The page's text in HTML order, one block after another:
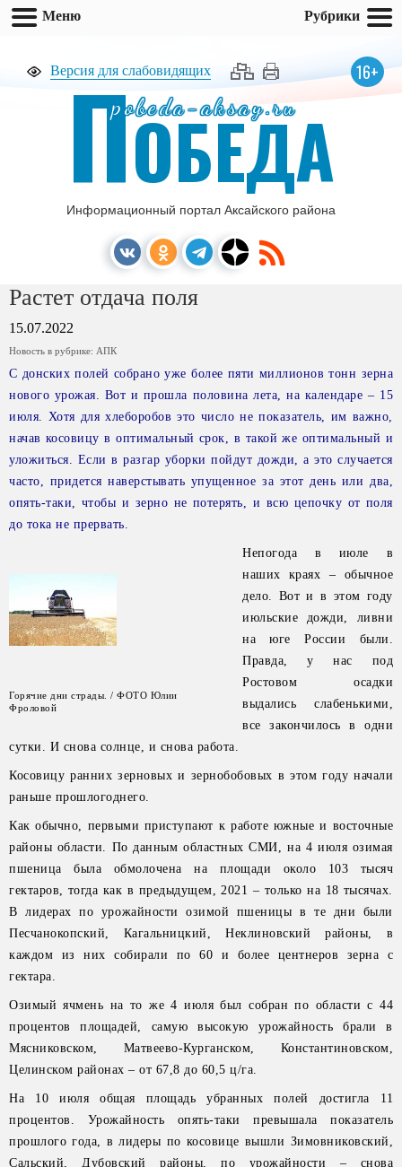
Версия для слабовидящих 16+
pobeda-aksay.ru
ПОБЕДА
Информационный портал Аксайского района
Растет отдача поля
15.07.2022
Новость в рубрике: АПК
С донских полей собрано уже более пяти миллионов тонн зерна
нового урожая. Вот и прошла половина лета, на календаре – 15
июля. Хотя для хлеборобов это число не показатель, им важно,
начав косовицу в оптимальный срок, в такой же оптимальный и
уложиться. Если в разгар уборки пойдут дожди, а это случается
часто, придется наверстывать упущенное за этот день или два,
опять-таки, чтобы и зерно не потерять, и всю цепочку от поля
до тока не прервать.
Горячие дни страды. / ФОТО Юлии
Фроловой
Непогода в июле в
наших краях – обычное
дело. Вот и в этом году
июльские дожди, ливни
на юге России были.
Правда, у нас под
Ростовом осадки
выдались слабенькими,
все закончилось в одни
сутки. И снова солнце, и снова работа.
Косовицу ранних зерновых и зернобобовых в этом году начали
раньше прошлогоднего.
Как обычно, первыми приступают к работе южные и восточные
районы области. По данным областных СМИ, на 4 июля озимая
пшеница была обмолочена на площади около 103 тысяч
гектаров, тогда как в предыдущем, 2021 – только на 18 тысячах.
В лидерах по урожайности озимой пшеницы в те дни были
Песчанокопский, Кагальницкий, Неклиновский районы, в
каждом из них собирали по 60 и более центнеров зерна с
гектара.
Озимый ячмень на то же 4 июля был собран по области с 44
процентов площадей, самую высокую урожайность брали в
Мясниковском, Матвеево-Курганском, Константиновском,
Целинском районах – от 67,8 до 60,5 ц/га.
На 10 июля общая площадь убранных полей достигла 11
процентов. Урожайность опять-таки превышала показатель
прошлого года, в лидеры по косовице вышли Зимовниковский,
Сальский, Дубовский районы, по урожайности – снова
Меню Рубрики